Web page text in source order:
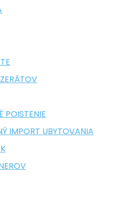
POISTENIE
IMPORT UBYTOVANIA